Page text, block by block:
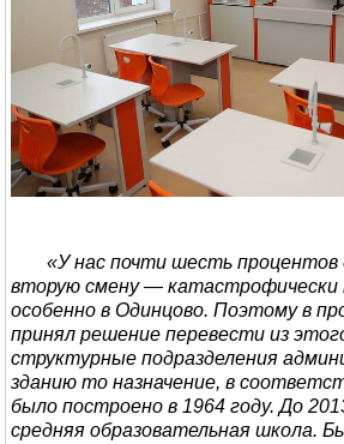
«У нас почти шесть процентов
вторую смену — катастрофически
особенно в Одинцово. Поэтому в
принял решение перевести из
структурные подразделения
зданию то назначение, в
было построено в 1964 году. До
средняя образовательная школа.